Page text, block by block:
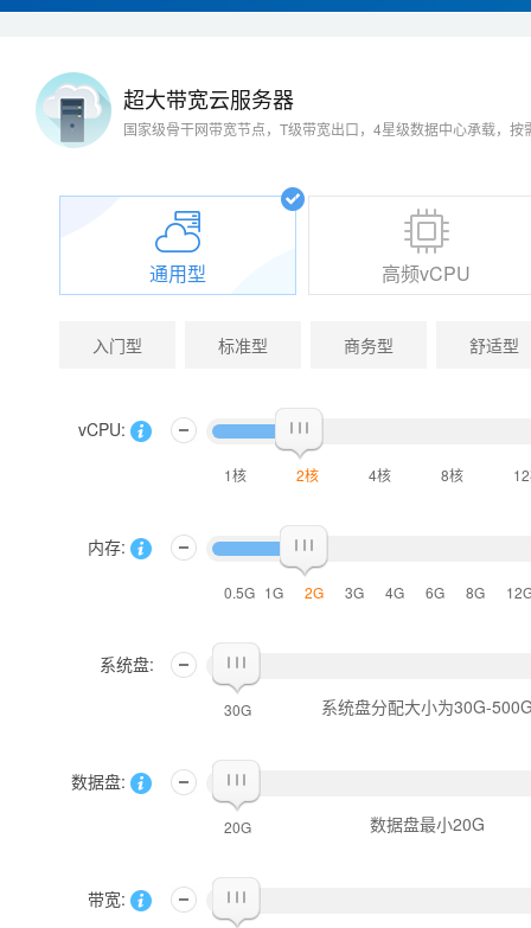
超大带宽云服务器
国家级骨干网带宽节点，T级带宽出口，4星级数据中心承载，
通用型 高频vCPU
入门型 标准型 商务型 舒适型
vCPU:
1核 2核 4核 8核
内存:
0.5G 1G 2G 3G 4G 6G 8G
系统盘:
30G 系统盘分配大小为30G-
数据盘:
20G 数据盘最小20G
带宽: